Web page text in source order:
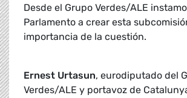
Desde el Grupo Verdes/ALE
Parlamento a crear esta
importancia de la cuestión.
Ernest Urtasun, eurodiputado del
Verdes/ALE y portavoz de